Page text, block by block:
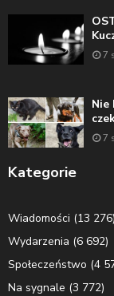
7
Nie
7
Kategorie
Wiadomości (13 276)
Wydarzenia (6 692)
Społeczeństwo (4
Na sygnale (3 772)